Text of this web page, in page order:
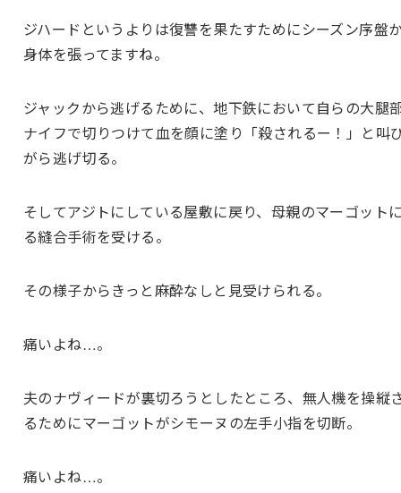
ジハードというよりは復讐を果たすためにシーズン序盤
身体を張ってますね。
ジャックから逃げるために、地下鉄において自らの大腿
ナイフで切りつけて血を顔に塗り「殺されるー！」と叫
がら逃げ切る。
そしてアジトにしている屋敷に戻り、母親のマーゴット
る縫合手術を受ける。
その様子からきっと麻酔なしと見受けられる。
痛いよね…。
夫のナヴィードが裏切ろうとしたところ、無人機を操縦
るためにマーゴットがシモーヌの左手小指を切断。
痛いよね…。